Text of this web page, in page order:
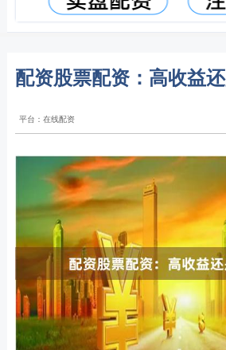
配资股票配资：高收益
平台：在线配资